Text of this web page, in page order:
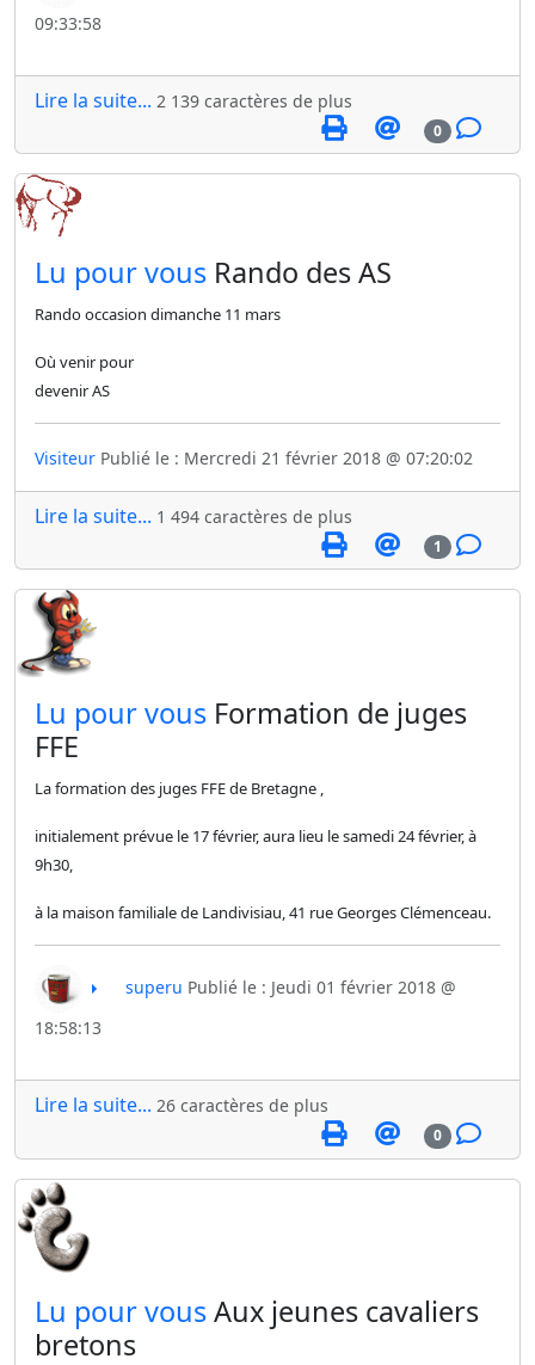
09:33:58
Lire la suite... 2 139 caractères de plus
0
​Lu pour vous Rando des AS
Rando occasion dimanche 11 mars
Où venir pour
devenir AS
Visiteur Publié le : Mercredi 21 février 2018 @ 07:20:02
Lire la suite... 1 494 caractères de plus
1
​Lu pour vous Formation de juges
FFE
La formation des juges FFE de Bretagne ,
initialement prévue le 17 février, aura lieu le samedi 24 février,à
9h30,
à la maison familiale de Landivisiau, 41 rue Georges Clémenceau.
superu Publié le : Jeudi 01 février 2018 @
18:58:13
Lire la suite... 26 caractères de plus
0
​Lu pour vousAux jeunes cavaliers
bretons